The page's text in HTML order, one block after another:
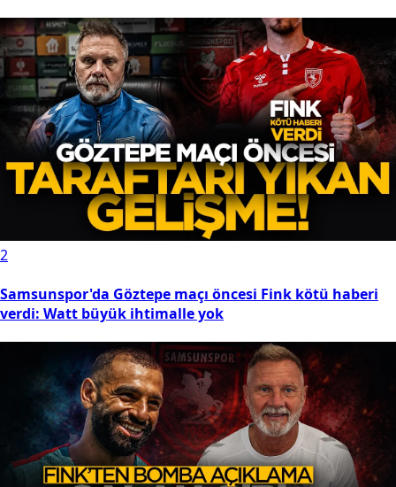
2
Samsunspor'da Göztepe maçı öncesi Fink kötü haberi
verdi: Watt büyük ihtimalle yok